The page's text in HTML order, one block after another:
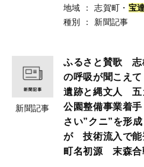
地域
： 志賀町・ 宝
種別
： 新聞記事
新聞記事
ふるさと賛歌
の呼吸が聞こえ
遺跡と縄文人 五
公園整備事業着
さい”クニ”を形
が 技術流入で
町名初源 末森合